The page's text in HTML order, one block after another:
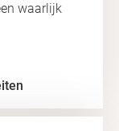
waarlijk